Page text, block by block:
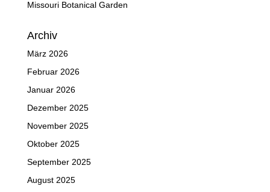
Missouri Botanical Garden
Archiv
März 2026
Februar 2026
Januar 2026
Dezember 2025
November 2025
Oktober 2025
September 2025
August 2025